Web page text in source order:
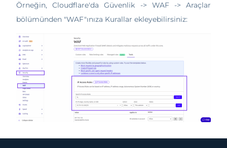
Örneğin, Cloudflare'da Güvenlik -> WAF -> Araçlar
bölümünden "WAF"ınıza Kurallar ekleyebilirsiniz: